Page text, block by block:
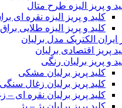
و پریز الیزه طرح متال
کلید و پریز الیزه نقره ای
کلید و پریز الیزه طلایی براق
ایران الکتریک مدل برلیان
پریز اقتصادی برلیان
و پریز برلیان رنگی
کلید پریز برلیان مشکی
کلید پریز برلیان زغال سنگی
کلید پریز برلیان نقره ای
کلید پریز برلیان بژ – بژ